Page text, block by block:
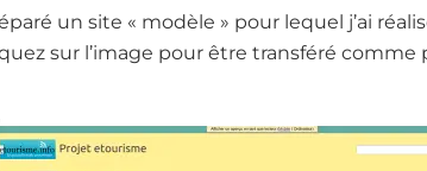
un site « modèle » pour lequel j’ai
sur l’image pour être transféré